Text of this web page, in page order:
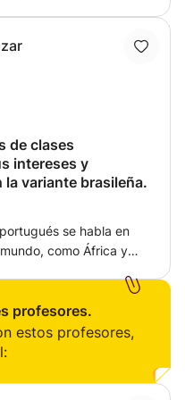
y portuguesa.
de clases
intereses y
variante brasileña.
se habla en
como África y
no muchas personas
lengua. En estas
comunicarte en el
de una manera
profesores.
estos profesores,